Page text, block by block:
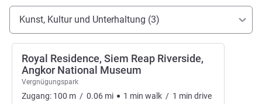
Erreichbarkeit und Anbindung
Kunst, Kultur und Unterhaltung (3)
Royal Residence, Siem Reap Riverside,
Angkor National Museum
Vergnügungspark
Zugang: 100 m / 0.06 mi 1 min walk / 1 min drive